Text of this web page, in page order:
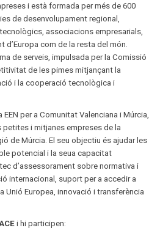
i està formada per més de 600
de desenvolupament regional,
associacions empresarials,
com de la resta del món.
de serveis, impulsada per la Comissió
de les pimes mitjançant la
i la cooperació tecnològica i
EEN per a Comunitat Valenciana i Múrcia,
petites i mitjanes empreses de la
de Múrcia. El seu objectiu és ajudar les
potencial i la seua capacitat
d’assessorament sobre normativa i
internacional, suport per a accedir a
Unió Europea, innovació i transferència
i hi participen: